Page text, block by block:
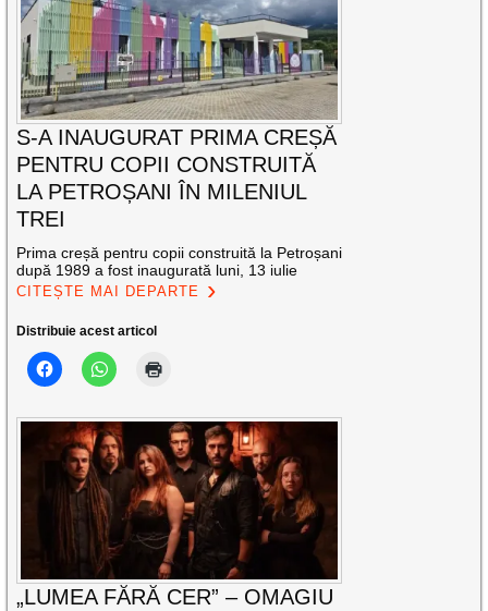
S-A INAUGURAT PRIMA CREȘĂ
PENTRU COPII CONSTRUITĂ
LA PETROȘANI ÎN MILENIUL
TREI
Prima creșă pentru copii construită la Petroșani
după 1989 a fost inaugurată luni, 13 iulie
CITEȘTE MAI DEPARTE
Distribuie acest articol
„LUMEA FĂRĂ CER” – OMAGIU